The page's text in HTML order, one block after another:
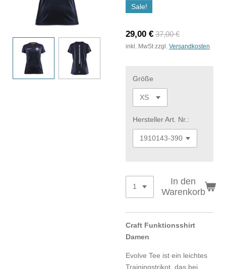
Sale!
29,00 € 37,00 €
inkl. MwSt zzgl. Versandkosten
Größe
Hersteller Art. Nr.:
In den
Warenkorb
Craft Funktionsshirt
Damen
Evolve Tee ist ein leichtes
Trainingstrikot, das bei